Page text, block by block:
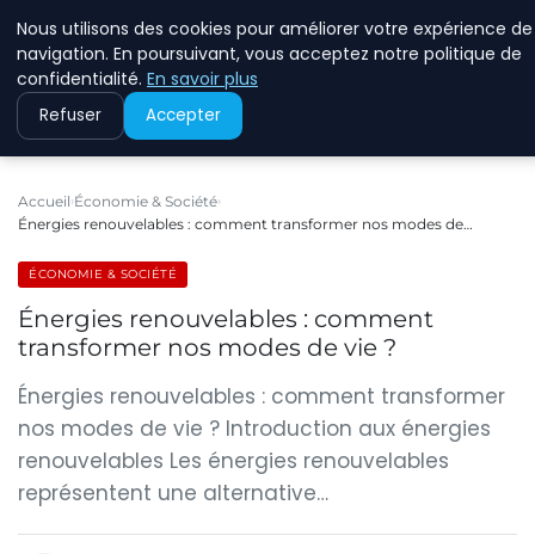
Accueil Économie & Société
Énergies renouvelables : comment transformer nos modes de…
ÉCONOMIE & SOCIÉTÉ
Énergies renouvelables : comment
transformer nos modes de vie ?
Énergies renouvelables : comment transformer
nos modes de vie ? Introduction aux énergies
renouvelables Les énergies renouvelables
représentent une alternative…
Nous utilisons des cookies pour améliorer votre expérience de
navigation. En poursuivant, vous acceptez notre politique de
confidentialité. En savoir plus
Refuser Accepter